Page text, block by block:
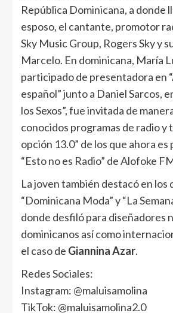
República Dominicana, a donde
esposo, el cantante, promotor
Sky Music Group, Rogers Sky y
Marcelo. En dominicana, María
participado de presentadora en
español” junto a Daniel Sarcos,
los Sexos”, fue invitada de
conocidos programas de radio y
opción 13.0” de los que ahora
“Esto no es Radio” de Alofoke
La joven también destacó en los
“Dominicana Moda” y “La
donde desfiló para diseñadores
dominicanos así como
el caso de Giannina Azar.
Redes Sociales:
Instagram: @maluisamolina
TikTok: @maluisamolina2.0